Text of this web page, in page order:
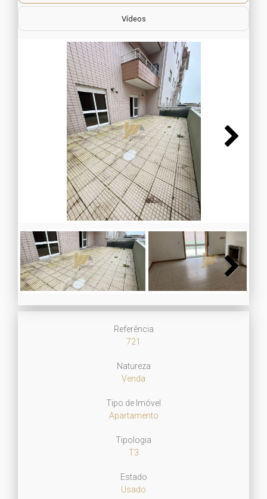
Vídeos
Next
Referência
721
Natureza
Venda
Tipo de Imóvel
Apartamento
Tipologia
T3
Estado
Usado